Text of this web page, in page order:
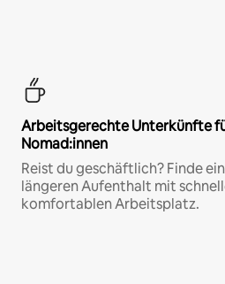
Arbeitsgerechte Unterkünfte
Nomad:innen
Reist du geschäftlich? Finde
längeren Aufenthalt mit
komfortablen Arbeitsplatz.